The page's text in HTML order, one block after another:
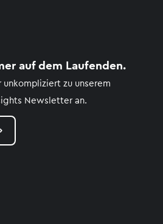
auf dem Laufenden.
unkompliziert zu unserem
Newsletter an.